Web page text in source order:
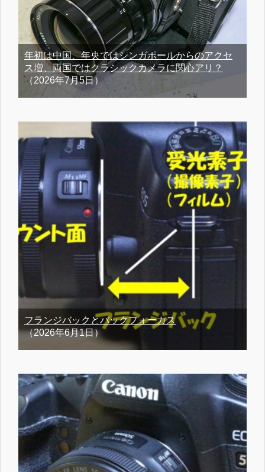
年初は中国、年央ではシンガポールからのアクセ
ス増、両国ではクラシックカメラに関心アリ？
（2026年7月5日）
フランジバックとバックフォーカス
（2026年6月1日）